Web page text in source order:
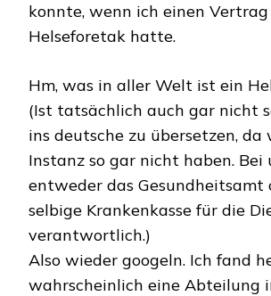
konnte, wenn ich einen
Helseforetak hatte.
Hm, was in aller Welt ist ein
(Ist tatsächlich auch gar nicht
ins deutsche zu übersetzen, da
Instanz so gar nicht haben. Bei
entweder das Gesundheitsamt
selbige Krankenkasse für die
verantwortlich.)
Also wieder googeln. Ich fand
wahrscheinlich eine Abteilung